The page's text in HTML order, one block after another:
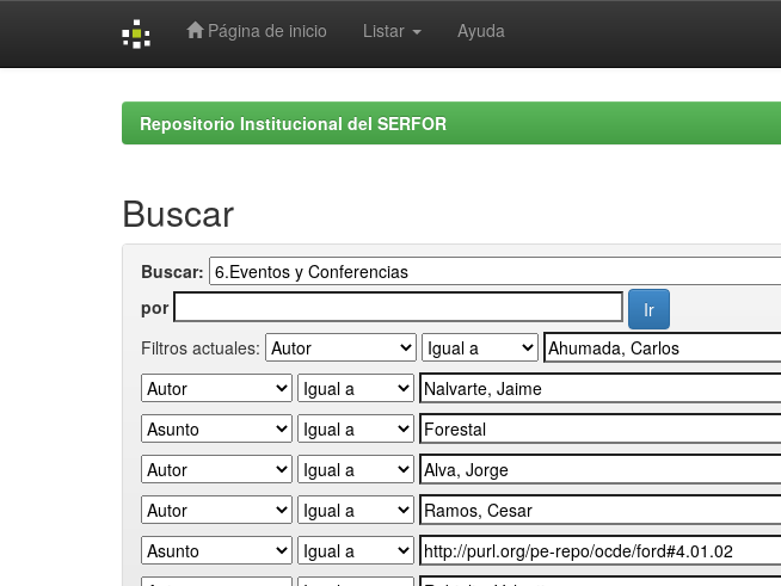
Página de inicio Listar Ayuda
Repositorio Institucional del SERFOR
Buscar
Buscar:
por
Filtros actuales: